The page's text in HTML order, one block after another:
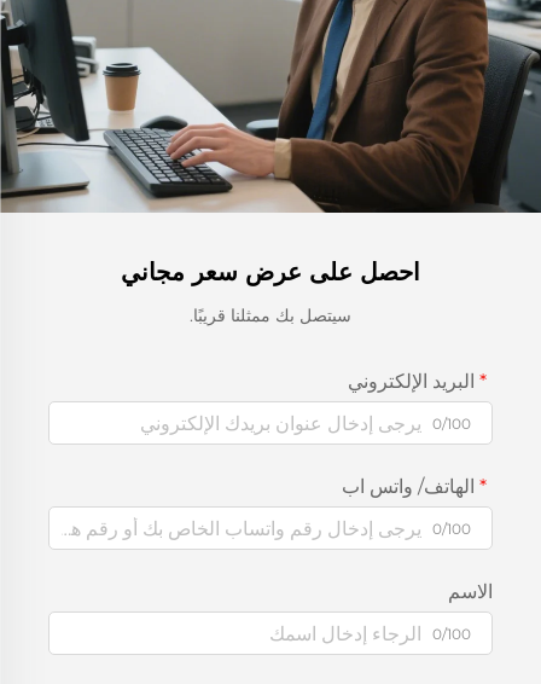
احصل على عرض سعر مجاني
سيتصل بك ممثلنا قريبًا.
البريد الإلكتروني
0/100
الهاتف/ واتس اب
0/100
الاسم
0/100